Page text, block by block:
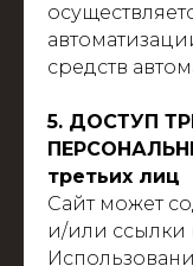
средств
5. ДОСТУП
третьих лиц
Сайт может
и/или ссылки